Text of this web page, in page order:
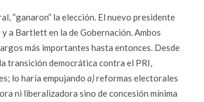
“ganaron” la elección. El nuevo presidente
a Bartlett en la de Gobernación. Ambos
más importantes hasta entonces. Desde
transición democrática contra el PRI,
lo haría empujando a)reformas electorales
ni liberalizadora sino de concesión mínima